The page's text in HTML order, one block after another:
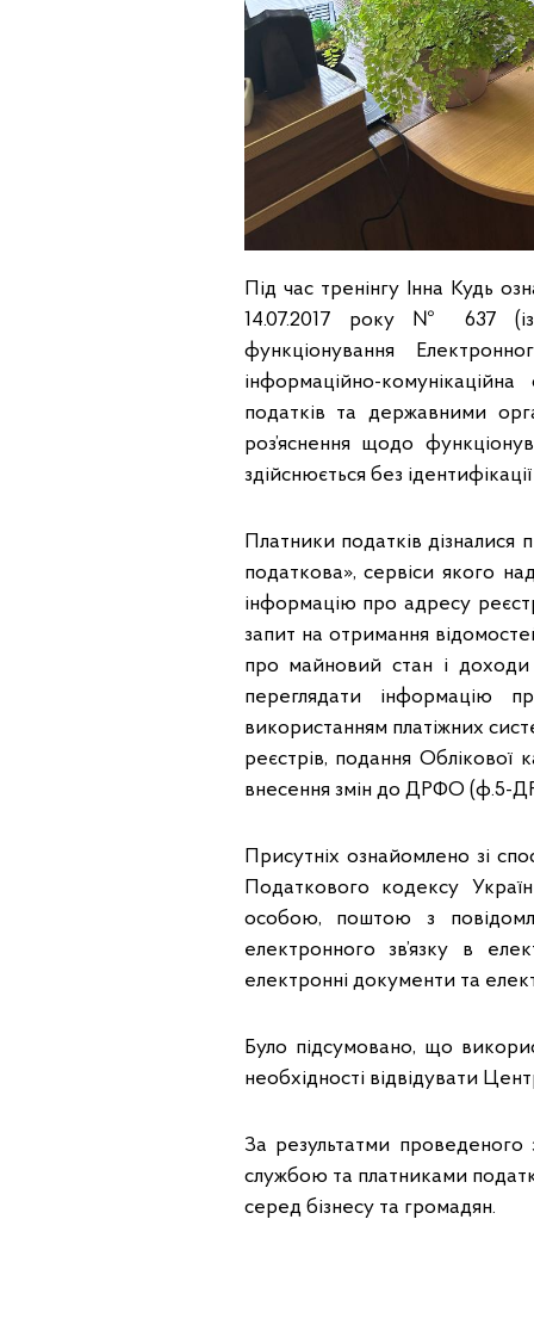
Під час тренінгу Інна Кудь
14.07.2017 року № 637 (із
функціонування
інформаційно-
податків та державними
роз’яснення щодо
здійснюється без
Платники податків
податкова», сервіси якого
інформацію про адресу
запит на отримання
про майновий стан і доходи
переглядати інформацію
використанням платіжних
реєстрів, подання Облікової
внесення змін до ДРФО (ф.5-
Присутніх ознайомлено зі
Податкового кодексу
особою, поштою з
електронного зв’язку в
електронні документи та
Було підсумовано, що
необхідності відвідувати
За результатми
службою та платниками
серед бізнесу та громадян.